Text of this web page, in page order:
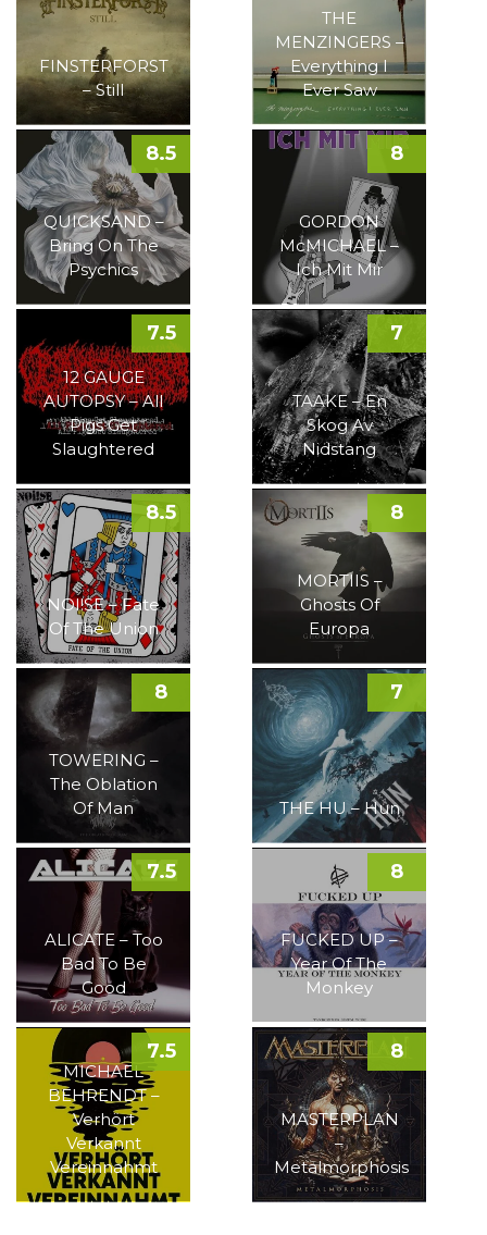
FINSTERFORST
– Still
THE
MENZINGERS –
Everything I
Ever Saw
QUICKSAND –
Bring On The
Psychics
8.5
GORDON
McMICHAEL –
Ich Mit Mir
8
12 GAUGE
AUTOPSY – All
Pigs Get
Slaughtered
7.5
TAAKE – En
Skog Av
Nidstang
7
NOI!SE – Fate
Of The Union
8.5
MORTIIS –
Ghosts Of
Europa
8
TOWERING –
The Oblation
Of Man
8
THE HU – Hun
7
ALICATE – Too
Bad To Be
Good
7.5
FUCKED UP –
Year Of The
Monkey
8
MICHAEL
BEHRENDT –
Verhört
Verkannt
Vereinnahmt
7.5
MASTERPLAN
–
Metalmorphosis
8